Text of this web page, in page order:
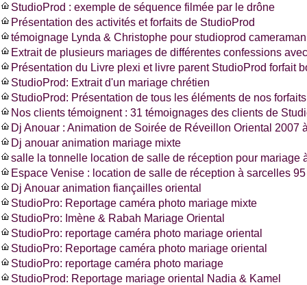
StudioProd : exemple de séquence filmée par le drône
Présentation des activités et forfaits de StudioProd
témoignage Lynda & Christophe pour studioprod
Extrait de plusieurs mariages de différentes confessions
Présentation du Livre plexi et livre parent StudioProd forfait
StudioProd: Extrait d'un mariage chrétien
StudioProd: Présentation de tous les éléments de nos forfaits
Nos clients témoignent : 31 témoignages des clients de
Dj Anouar : Animation de Soirée de Réveillon Oriental 2007
Dj anouar animation mariage mixte
salle la tonnelle location de salle de réception pour mariage
Espace Venise : location de salle de réception à sarcelles
Dj Anouar animation fiançailles oriental
StudioPro: Reportage caméra photo mariage mixte
StudioPro: Imène & Rabah Mariage Oriental
StudioPro: reportage caméra photo mariage oriental
StudioPro: Reportage caméra photo mariage oriental
StudioPro: reportage caméra photo mariage
StudioProd: Reportage mariage oriental Nadia & Kamel